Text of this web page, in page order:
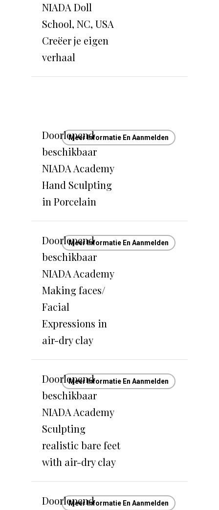
NIADA Doll
School, NC, USA
Creëer je eigen
verhaal
Doorlopend
beschikbaar
NIADA Academy
Hand Sculpting
in Porcelain
Meer Informatie En Aanmelden
Doorlopend
beschikbaar
NIADA Academy
Making faces/
Facial
Expressions in
air-dry clay
Meer Informatie En Aanmelden
Doorlopend
beschikbaar
NIADA Academy
Sculpting
realistic bare feet
with air-dry clay
Meer Informatie En Aanmelden
DoorlopendMeer Informatie En Aanmelden